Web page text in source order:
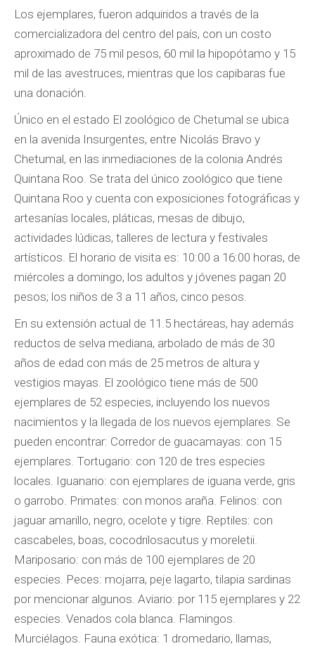
Los ejemplares, fueron adquiridos a través de la
comercializadora del centro del país, con un costo
aproximado de 75 mil pesos, 60 mil la hipopótamo y 15
mil de las avestruces, mientras que los capibaras fue
una donación.
Único en el estado El zoológico de Chetumal se ubica
en la avenida Insurgentes, entre Nicolás Bravo y
Chetumal, en las inmediaciones de la colonia Andrés
Quintana Roo. Se trata del único zoológico que tiene
Quintana Roo y cuenta con exposiciones fotográficas y
artesanías locales, pláticas, mesas de dibujo,
actividades lúdicas, talleres de lectura y festivales
artísticos. El horario de visita es: 10:00 a 16:00 horas, de
miércoles a domingo, los adultos y jóvenes pagan 20
pesos; los niños de 3 a 11 años, cinco pesos.
En su extensión actual de 11.5 hectáreas, hay además
reductos de selva mediana, arbolado de más de 30
años de edad con más de 25 metros de altura y
vestigios mayas. El zoológico tiene más de 500
ejemplares de 52 especies, incluyendo los nuevos
nacimientos y la llegada de los nuevos ejemplares. Se
pueden encontrar: Corredor de guacamayas: con 15
ejemplares. Tortugario: con 120 de tres especies
locales. Iguanario: con ejemplares de iguana verde, gris
o garrobo. Primates: con monos araña. Felinos: con
jaguar amarillo, negro, ocelote y tigre. Reptiles: con
cascabeles, boas, cocodrilosacutus y moreletii.
Mariposario: con más de 100 ejemplares de 20
especies. Peces: mojarra, peje lagarto, tilapia sardinas
por mencionar algunos. Aviario: por 115 ejemplares y 22
especies. Venados cola blanca. Flamingos.
Murciélagos. Fauna exótica: 1 dromedario, llamas,